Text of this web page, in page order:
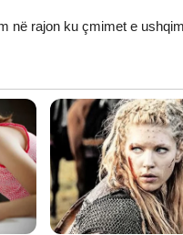
në rajon ku çmimet e